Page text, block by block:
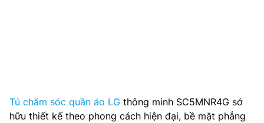
Tủ chăm sóc quần áo LG thông minh SC5MNR4G sở
hữu thiết kế theo phong cách hiện đại, bề mặt phẳng